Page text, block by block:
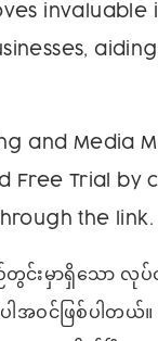
invaluable
and Media
Free Trial by
the link.
းမှာရှိသော လုပ်ငန်
အဝင်ဖြစ်ပါတယ်။